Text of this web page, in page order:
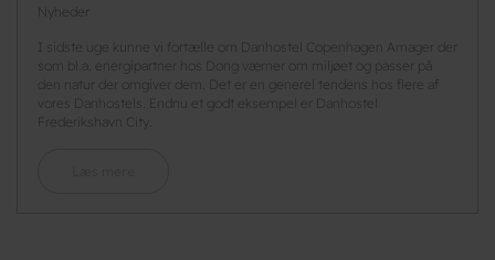
I sidste uge kunne vi fortælle om Danhostel Copenhagen Amager der
som bl.a. energipartner hos Dong værner om miljøet og passer på
den natur der omgiver dem. Det er en generel tendens hos flere af
vores Danhostels. Endnu et godt eksempel er Danhostel
Frederikshavn City.